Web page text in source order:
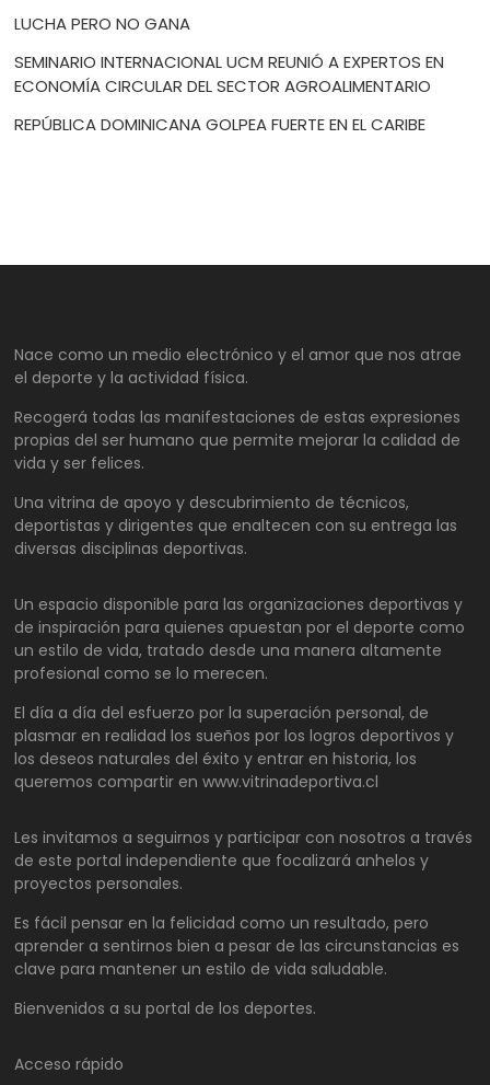
LUCHA PERO NO GANA
SEMINARIO INTERNACIONAL UCM REUNIÓ A EXPERTOS EN
ECONOMÍA CIRCULAR DEL SECTOR AGROALIMENTARIO
REPÚBLICA DOMINICANA GOLPEA FUERTE EN EL CARIBE
Nace como un medio electrónico y el amor que nos atrae
el deporte y la actividad física.
Recogerá todas las manifestaciones de estas expresiones
propias del ser humano que permite mejorar la calidad de
vida y ser felices.
Una vitrina de apoyo y descubrimiento de técnicos,
deportistas y dirigentes que enaltecen con su entrega las
diversas disciplinas deportivas.
Un espacio disponible para las organizaciones deportivas y
de inspiración para quienes apuestan por el deporte como
un estilo de vida, tratado desde una manera altamente
profesional como se lo merecen.
El día a día del esfuerzo por la superación personal, de
plasmar en realidad los sueños por los logros deportivos y
los deseos naturales del éxito y entrar en historia, los
queremos compartir en www.vitrinadeportiva.cl
Les invitamos a seguirnos y participar con nosotros a través
de este portal independiente que focalizará anhelos y
proyectos personales.
Es fácil pensar en la felicidad como un resultado, pero
aprender a sentirnos bien a pesar de las circunstancias es
clave para mantener un estilo de vida saludable.
Bienvenidos a su portal de los deportes.
Acceso rápido